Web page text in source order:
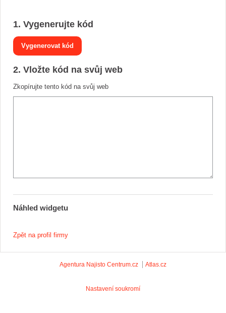
1. Vygenerujte kód
2. Vložte kód na svůj web
Zkopírujte tento kód na svůj web
Náhled widgetu
Zpět na profil firmy
Agentura Najisto Centrum.cz Atlas.cz
Nastavení soukromí